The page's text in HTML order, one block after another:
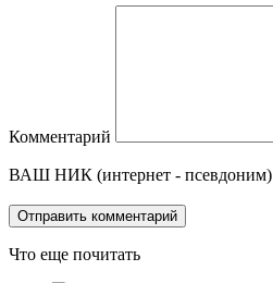
Комментарий
ВАШ НИК (интернет - псевдоним)
Что еще почитать